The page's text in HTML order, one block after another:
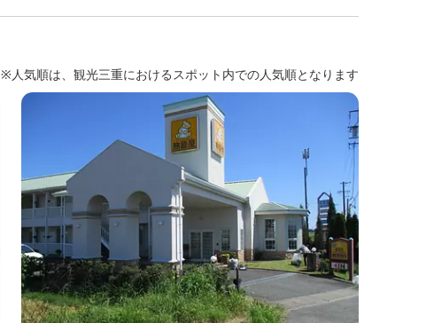
※人気順は、観光三重におけるスポット内での人気順となります